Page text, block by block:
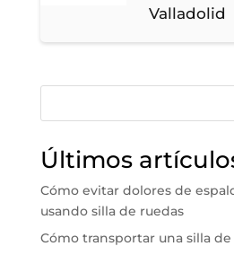
Valladolid
Últimos
Cómo evitar dolores de
usando silla de ruedas
Cómo transportar una silla